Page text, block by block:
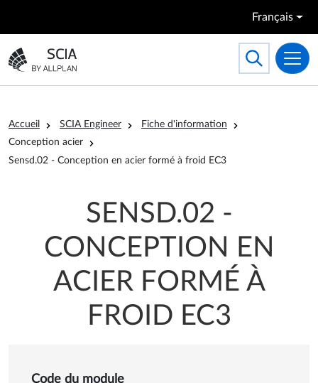
Français
Aller à la page d'accueil
Toggle
Search
Fil d'Ariane
Accueil SCIA Engineer
Fiche d'information
Conception acier
Sensd.02 - Conception en acier formé à froid EC3
SENSD.02 -
CONCEPTION EN
ACIER FORMÉ À
FROID EC3
Code du module